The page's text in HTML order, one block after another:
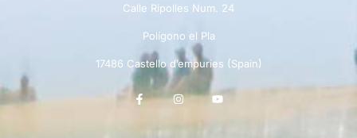
Calle Ripolles Num. 24
Polígono el Pla
17486 Castello d’empuries (Spain)